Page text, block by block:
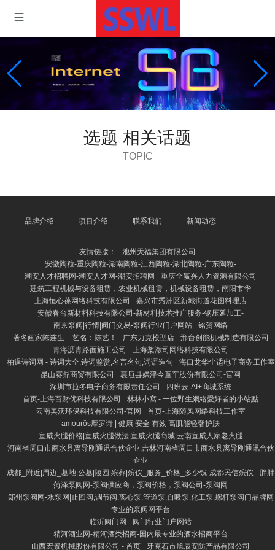
选题 相关话题
TOPIC
品牌介绍 项目介绍 联系我们 新闻动态
友情链接：
池州天福集团有限公司
安徽陶粒-重庆陶粒-湖南陶粒-江西陶粒-湖北陶粒-广东陶粒-
潮安人才招聘网-潮安人才网-潮安招聘网
重庆全赢兴人力资源有限公司
建筑工程机械与设备租赁，农业机械租赁，机械设备租赁，南阳市华
上海恒心葆网络科技有限公司
嘉兴市秀洲区新城街道花图料理店
安徽春台新材料科技有限公司-新材料技术推广服务-钢压延加工-
南京泵阀|行情|阀门交易-泵阀行业门户网站
铭贺网络
著名画家陈连生 – 艺名：陈艺！
广东力克模型店
邢台创能机械制造有限公司
青海沥青路面施工公司
上海桨潋司网络科技有限公司
柏逞诗词网 - 诗词大全,诗词鉴赏,名言名句,词语造句
海口龙华尘适电子商务工作室
昆山赛鼎商贸有限公司
襄垣县媒津今童车股份有限公司-官网
深圳市拉冬电子商务有限责任公司
四班云-AI+商城系统
首页-上海百财优科技有限公司
林林小窩 - 一位野生網絡愛好者的小站點
云南美沃环保科技有限公司-官网
首页-上海随风网络科技工作室
amourōs摩罗诗 | 健康 安全 有效 高肌能轻奢护肤
宣威火腿价格|宣威火腿做法|宣威火腿商城|云南宣威人家老火腿
河南省周口市商水县离导刚通讯合伙企业,吉林河南省周口市商水县离导刚通讯合伙
企业
成都_附近|周边_墓地|公墓|陵园|殡葬|殡仪_服务_价格_多少钱-成都民信殡仪
胖胖
菏泽泵阀网-泵阀供应商，泵阀价格，泵阀公司-泵阀网
郑州泵阀网-水泵网|止回阀,调节阀,离心泵,管道泵,自吸泵,化工泵,螺杆泵阀门品牌网
专业的泵阀网平台
临沂阀门网 - 阀门行业门户网站
精河酒业网-精河酒类招商-国内最专业的酒水招商平台
山西宏景机械股份有限公司 - 首页
牙克石市旭辰安防产品有限公司